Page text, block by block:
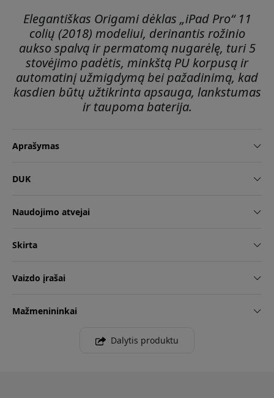
Elegantiškas Origami dėklas „iPad Pro“ 11
colių (2018) modeliui, derinantis rožinio
aukso spalvą ir permatomą nugarėlę, turi 5
stovėjimo padėtis, minkštą PU korpusą ir
automatinį užmigdymą bei pažadinimą, kad
kasdien būtų užtikrinta apsauga, lankstumas
ir taupoma baterija.
Aprašymas
DUK
Naudojimo atvejai
Skirta
Vaizdo įrašai
Mažmenininkai
Dalytis produktu